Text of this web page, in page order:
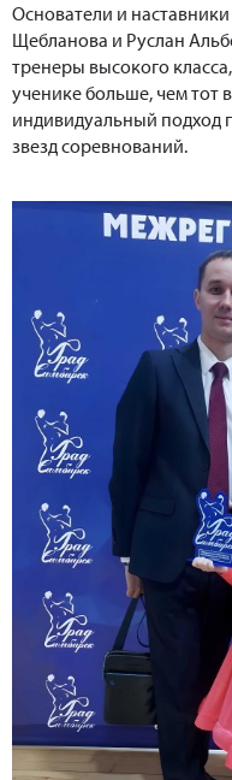
Основатели и
Щебланова и Руслан
тренеры высокого
ученике больше, чем тот
индивидуальный подход
звезд соревнований.